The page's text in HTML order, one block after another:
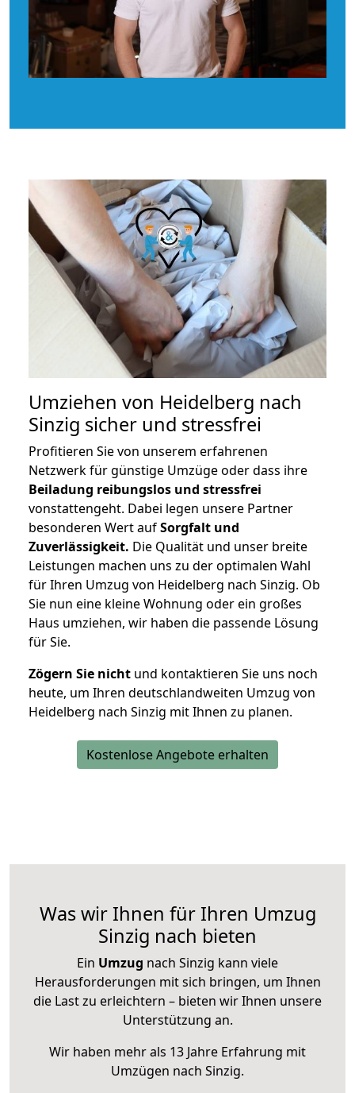
Umziehen von Heidelberg nach
Sinzig sicher und stressfrei
Profitieren Sie von unserem erfahrenen
Netzwerk für günstige Umzüge oder dass ihre
Beiladung reibungslos und stressfrei
vonstattengeht. Dabei legen unsere Partner
besonderen Wert aufSorgfalt und
Zuverlässigkeit. Die Qualität und unser breite
Leistungen machen uns zu der optimalen Wahl
für Ihren Umzug von Heidelberg nach Sinzig. Ob
Sie nun eine kleine Wohnung oder ein großes
Haus umziehen, wir haben die passende Lösung
für Sie.
Zögern Sie nicht und kontaktieren Sie uns noch
heute, um Ihren deutschlandweiten Umzug von
Heidelberg nach Sinzig mit Ihnen zu planen.
Kostenlose Angebote erhalten
Was wir Ihnen für Ihren Umzug
Sinzig nach bieten
Ein Umzug nach Sinzig kann viele
Herausforderungen mit sich bringen, um Ihnen
die Last zu erleichtern – bieten wir Ihnen unsere
Unterstützung an.
Wir haben mehr als 13 Jahre Erfahrung mit
Umzügen nach Sinzig.